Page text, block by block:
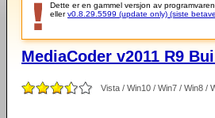
Dette er en gammel versjon av
ellerv0.8.29.5599 (update only) (siste
MediaCoder v2011 R9
Vista / Win10 / Win7 / Win8 /